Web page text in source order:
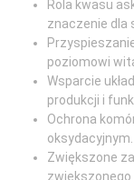
Rola kwasu
znaczenie dla
poziomowi
Wsparcie
produkcji i
Ochrona
oksydacyjnym.
Zwiększone
zwiększonego